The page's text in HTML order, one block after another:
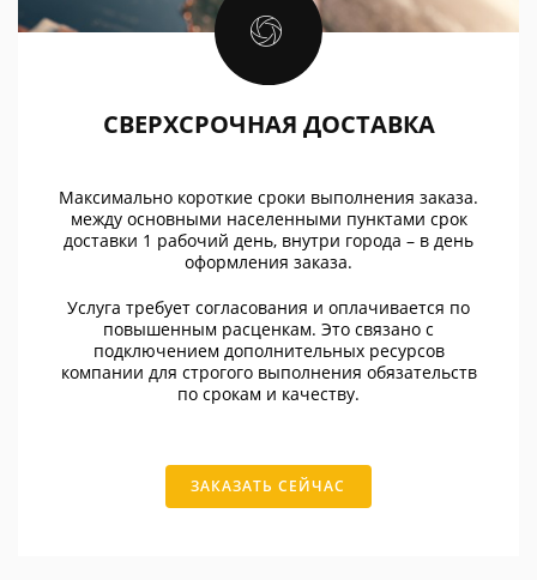
СВЕРХСРОЧНАЯ ДОСТАВКА
Максимально короткие сроки выполнения заказа.
между основными населенными пунктами срок
доставки 1 рабочий день, внутри города – в день
оформления заказа.
Услуга требует согласования и оплачивается по
повышенным расценкам. Это связано с
подключением дополнительных ресурсов
компании для строгого выполнения обязательств
по срокам и качеству.
ЗАКАЗАТЬ СЕЙЧАС